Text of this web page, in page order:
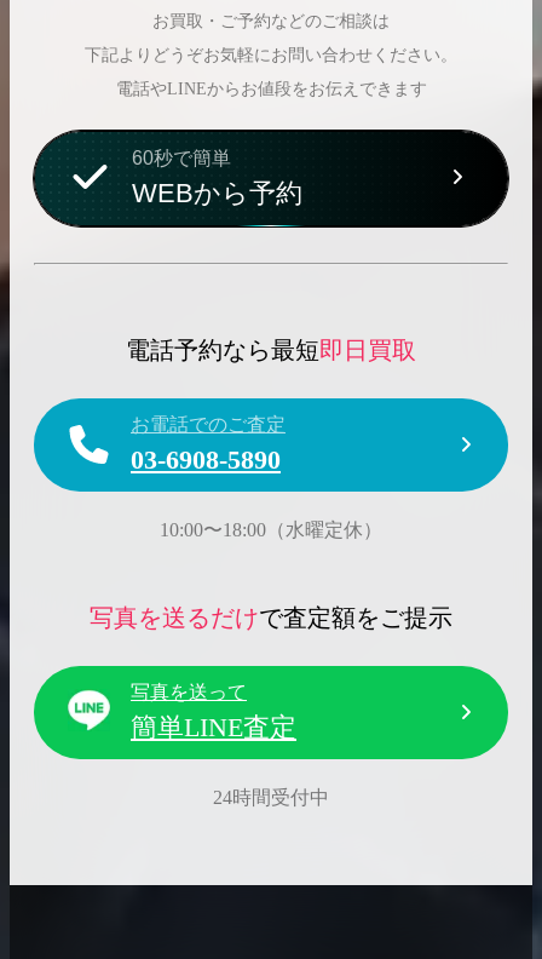
お買取・ご予約などのご相談は
下記よりどうぞお気軽にお問い合わせください。
電話やLINEからお値段をお伝えできます
60秒で簡単
WEBから予約
電話予約なら最短即日買取
お電話でのご査定
03-6908-5890
10:00〜18:00（水曜定休）
写真を送るだけで査定額をご提示
写真を送って
簡単LINE査定
24時間受付中